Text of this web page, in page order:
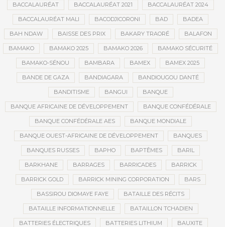
BACCALAURÉAT BACCALAURÉAT 2021 BACCALAURÉAT 2024
BACCALAURÉAT MALI BACODJICORONI BAD BADEA
BAH NDAW BAISSE DES PRIX BAKARY TRAORÉ BALAFON
BAMAKO BAMAKO 2025 BAMAKO 2026 BAMAKO SÉCURITÉ
BAMAKO-SÉNOU BAMBARA BAMEX BAMEX 2025
BANDE DE GAZA BANDIAGARA BANDIOUGOU DANTÉ
BANDITISME BANGUI BANQUE
BANQUE AFRICAINE DE DÉVELOPPEMENT BANQUE CONFÉDÉRALE
BANQUE CONFÉDÉRALE AES BANQUE MONDIALE
BANQUE OUEST-AFRICAINE DE DÉVELOPPEMENT BANQUES
BANQUES RUSSES BAPHO BAPTÊMES BARIL
BARKHANE BARRAGES BARRICADES BARRICK
BARRICK GOLD BARRICK MINING CORPORATION BARS
BASSIROU DIOMAYE FAYE BATAILLE DES RÉCITS
BATAILLE INFORMATIONNELLE BATAILLON TCHADIEN
BATTERIES ÉLECTRIQUES BATTERIES LITHIUM BAUXITE